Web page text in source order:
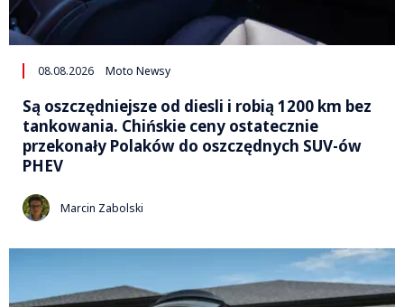
08.08.2026 Moto Newsy
Są oszczędniejsze od diesli i robią 1200 km bez
tankowania. Chińskie ceny ostatecznie
przekonały Polaków do oszczędnych SUV-ów
PHEV
Marcin Zabolski